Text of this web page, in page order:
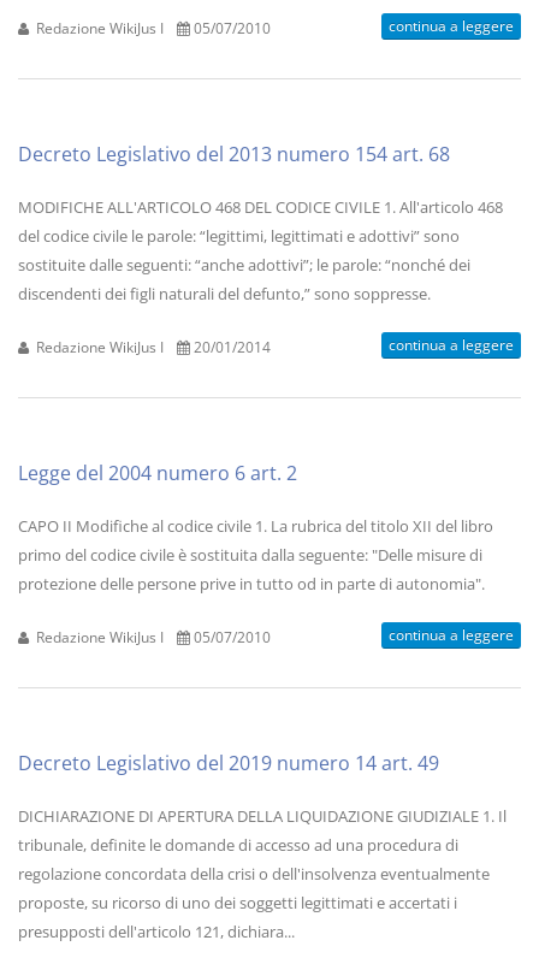
Redazione WikiJus I 05/07/2010 continua a leggere
Decreto Legislativo del 2013 numero 154 art. 68
MODIFICHE ALL'ARTICOLO 468 DEL CODICE CIVILE 1. All'articolo 468
del codice civile le parole: “legittimi, legittimati e adottivi” sono
sostituite dalle seguenti: “anche adottivi”; le parole: “nonché dei
discendenti dei figli naturali del defunto,” sono soppresse.
Redazione WikiJus I 20/01/2014 continua a leggere
Legge del 2004 numero 6 art. 2
CAPO II Modifiche al codice civile 1. La rubrica del titolo XII del libro
primo del codice civile è sostituita dalla seguente: "Delle misure di
protezione delle persone prive in tutto od in parte di autonomia".
Redazione WikiJus I 05/07/2010 continua a leggere
Decreto Legislativo del 2019 numero 14 art. 49
DICHIARAZIONE DI APERTURA DELLA LIQUIDAZIONE GIUDIZIALE 1. Il
tribunale, definite le domande di accesso ad una procedura di
regolazione concordata della crisi o dell'insolvenza eventualmente
proposte, su ricorso di uno dei soggetti legittimati e accertati i
presupposti dell'articolo 121, dichiara...